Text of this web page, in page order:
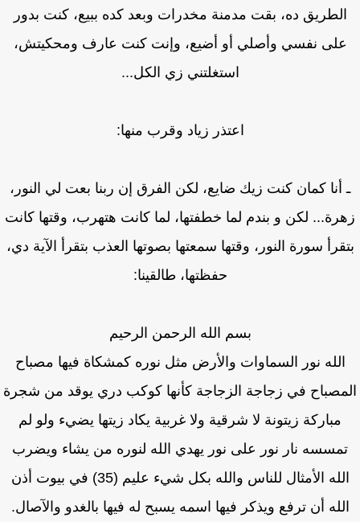
ده، بقت مدمنة مخدرات وبعد كده ببيع، كنت بدور
نفسي وأصلي أو أضيع، وإنت كنت عارف ومحكيتش،
استغلتني زي الكل...
اعتذر زياد وقرب منها:
أنا كمان كنت زيك ضايع، لكن الفرق إن ربنا بعت لي النور،
لكن و بندم لما خطفتها، لما كانت هتهرب، وقتها كانت
سورة النور، وقتها سمعتها بصوتها العذب بتقرأ الآية دي،
حفظتها، طالقينا:
بسم الله الرحمن الرحيم
الله نور السماوات والأرض مثل نوره كمشكاة فيها مصباح
في زجاجة الزجاجة كأنها كوكب دري يوقد من شجرة
مباركة زيتونة لا شرقية ولا غربية يكاد زيتها يضيء ولو لم
نار نور على نور يهدي الله لنوره من يشاء ويضرب
الله الأمثال للناس والله بكل شيء عليم (35) في بيوت أذن
أن ترفع ويذكر فيها اسمه يسبح له فيها بالغدو والآصال.